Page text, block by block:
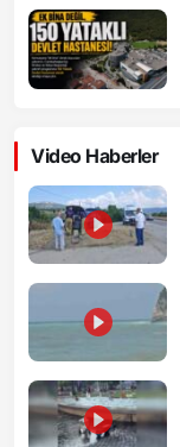
Video Haberler